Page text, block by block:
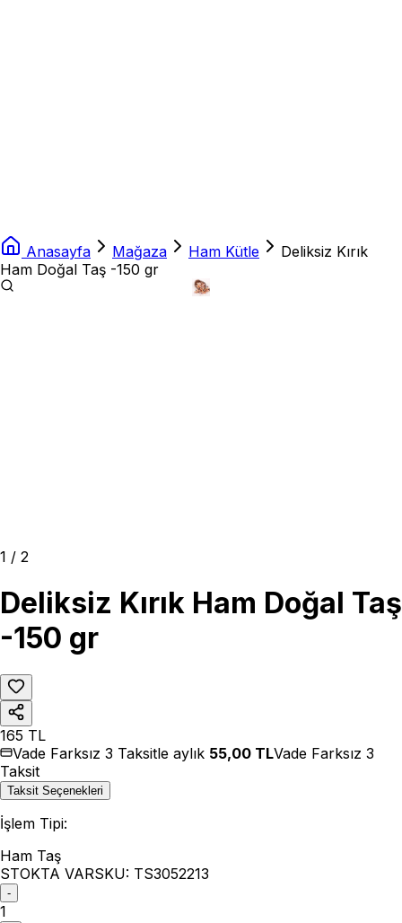
Anasayfa Mağaza Ham Kütle
Deliksiz Kırık
Ham Doğal Taş -150 gr
1 / 2
Deliksiz Kırık Ham Doğal Taş
-150 gr
165 TL
Vade Farksız 3 Taksitle aylık 55,00 TLVade Farksız 3
Taksit
Taksit Seçenekleri
İşlem Tipi:
Ham Taş
STOKTA VARSKU: TS3052213
-
1